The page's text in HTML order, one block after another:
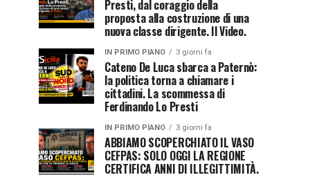
Presti, dal coraggio della
proposta alla costruzione di una
nuova classe dirigente. Il Video.
IN PRIMO PIANO 3 giorni fa
Cateno De Luca sbarca a Paternò:
la politica torna a chiamare i
cittadini. La scommessa di
Ferdinando Lo Presti
IN PRIMO PIANO 3 giorni fa
ABBIAMO SCOPERCHIATO IL VASO
CEFPAS: SOLO OGGI LA REGIONE
CERTIFICA ANNI DI ILLEGITTIMITÀ.